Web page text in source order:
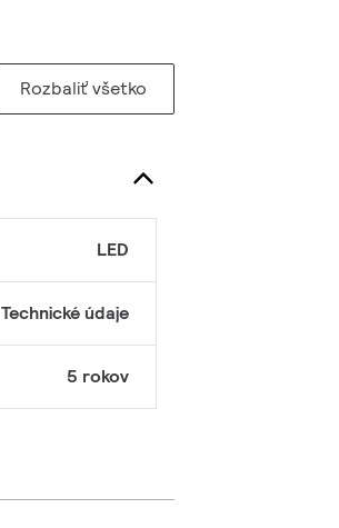
Rozbaliť všetko
LED
Technické údaje
5 rokov